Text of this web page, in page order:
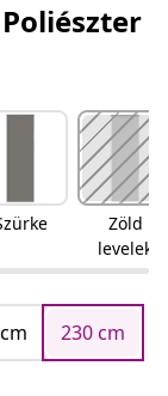
Zöld
levelek
230 cm